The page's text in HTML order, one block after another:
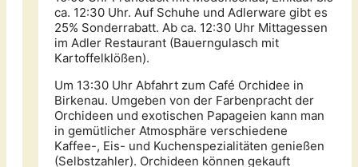
ca. 12:30 Uhr. Auf Schuhe und Adlerware gibt es
25% Sonderrabatt. Ab ca. 12:30 Uhr Mittagessen
im Adler Restaurant (Bauerngulasch mit
Kartoffelklößen).
Um 13:30 Uhr Abfahrt zum Café Orchidee in
Birkenau. Umgeben von der Farbenpracht der
Orchideen und exotischen Papageien kann man
in gemütlicher Atmosphäre verschiedene
Kaffee-, Eis- und Kuchenspezialitäten genießen
(Selbstzahler). Orchideen können gekauft